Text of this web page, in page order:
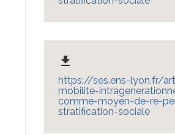
file_download
https://ses.ens-lyon.fr/
mobilite-
comme-moyen-de-re-
stratification-sociale